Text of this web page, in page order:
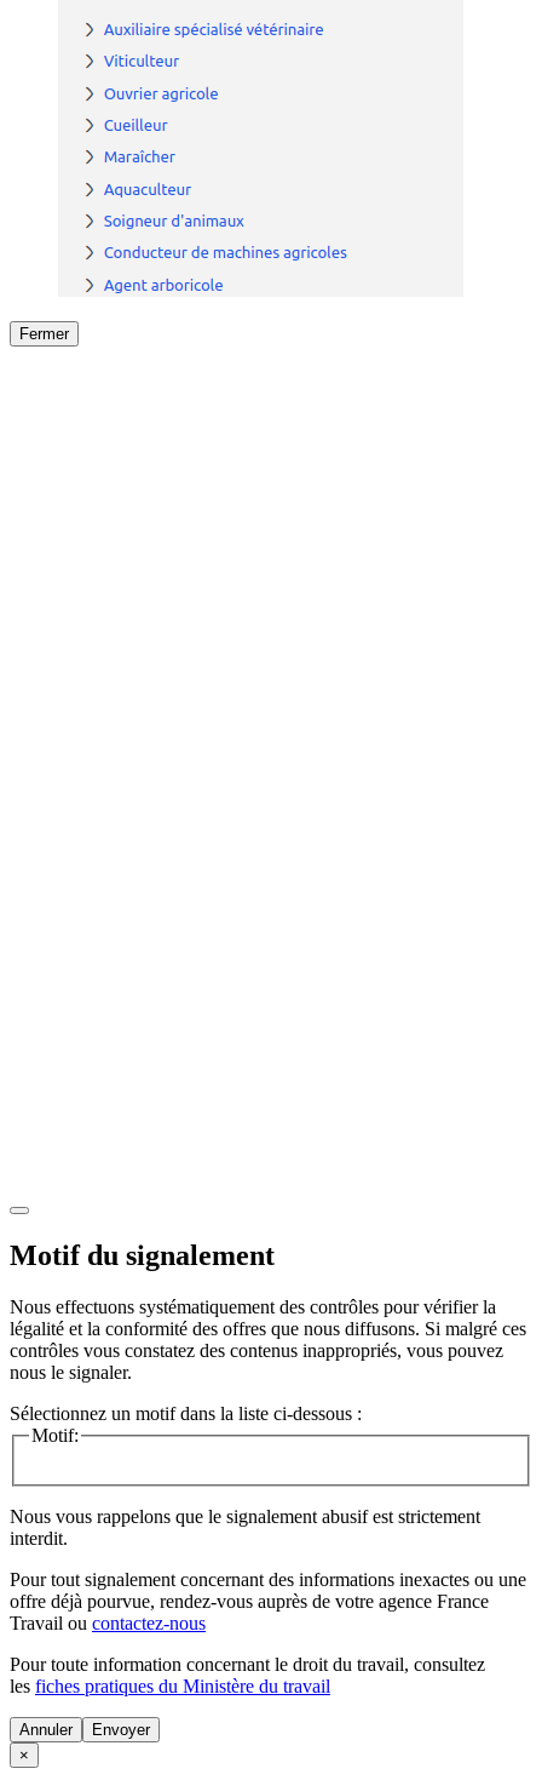
Fermer
Motif du signalement
Nous effectuons systématiquement des contrôles pour vérifier la
légalité et la conformité des offres que nous diffusons. Si malgré ces
contrôles vous constatez des contenus inappropriés, vous pouvez
nous le signaler.
Sélectionnez un motif dans la liste ci-dessous :
Motif:
Nous vous rappelons que le signalement abusif est strictement
interdit.
Pour tout signalement concernant des informations inexactes ou une
offre déjà pourvue, rendez-vous auprès de votre agence France
Travail ou contactez-nous
Pour toute information concernant le droit du travail, consultez
les fiches pratiques du Ministère du travail
Annuler
×